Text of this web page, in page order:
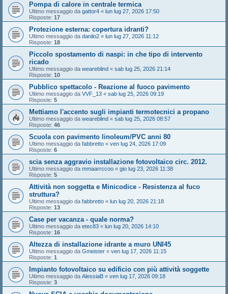
Pompa di calore in centrale termica
Ultimo messaggio da gattor4 « lun lug 27, 2026 17:50
Risposte: 17
Protezione esterna: copertura idranti?
Ultimo messaggio da danilo2 « lun lug 27, 2026 11:12
Risposte: 18
Piccolo spostamento di naspi: in che tipo di intervento
ricado
Ultimo messaggio da weareblind « sab lug 25, 2026 21:14
Risposte: 10
Pubblico spettacolo - Reazione al fuoco pavimento
Ultimo messaggio da VVF_13 « sab lug 25, 2026 09:19
Risposte: 5
Mettiamo l'accento sugli impianti termotecnici a propano
Ultimo messaggio da weareblind « sab lug 25, 2026 08:57
Risposte: 46
Scuola con pavimento linoleum/PVC anni 80
Ultimo messaggio da fabbretto « ven lug 24, 2026 17:09
Risposte: 6
scia senza aggravio installazione fotovoltaico circ. 2012.
Ultimo messaggio da mmaarrccoo « gio lug 23, 2026 11:38
Risposte: 5
Attività non soggetta e Minicodice - Resistenza al fuco
struttura?
Ultimo messaggio da fabbretto « lun lug 20, 2026 21:18
Risposte: 13
Case per vacanza - quale norma?
Ultimo messaggio da etec83 « lun lug 20, 2026 14:10
Risposte: 16
Altezza di installazione idrante a muro UNI45
Ultimo messaggio da Gmeister « ven lug 17, 2026 11:15
Risposte: 1
Impianto fotovoltaico su edificio con più attività soggette
Ultimo messaggio da AlessiaB « ven lug 17, 2026 09:18
Risposte: 3